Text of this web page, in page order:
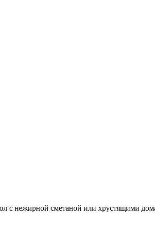
с нежирной сметаной или хрустящими